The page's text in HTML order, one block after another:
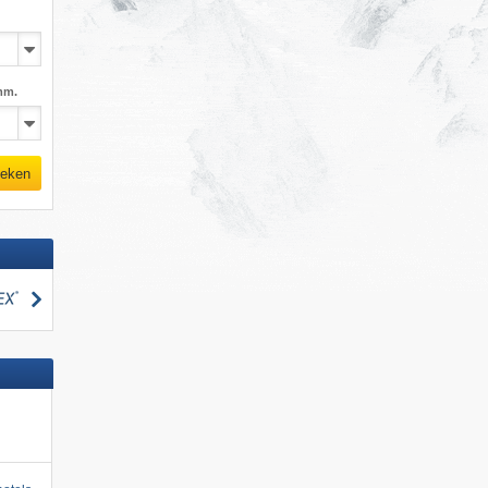
zoeken